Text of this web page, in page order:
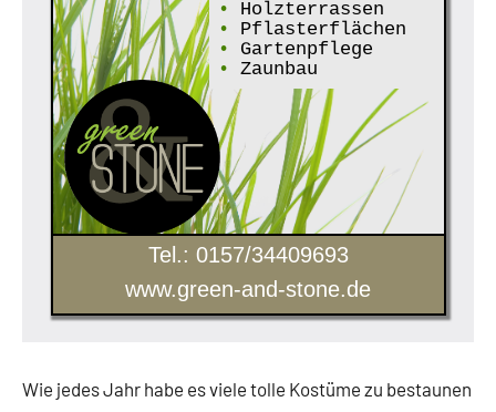
•
Holzterrassen
•
Pflasterflächen
•
Gartenpflege
•
Zaunbau
Tel.: 0157/34409693
www.green-and-stone.de
Wie jedes Jahr habe es viele tolle Kostüme zu bestaunen